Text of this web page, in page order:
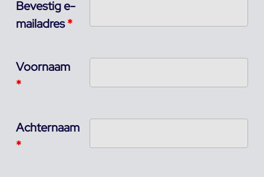
Bevestig e-
mailadres*
Voornaam
*
Achternaam
*